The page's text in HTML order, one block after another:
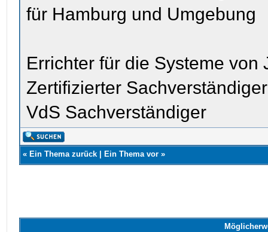
für Hamburg und Umgebung
Errichter für die Systeme von
Zertifizierter
VdS Sachverständiger
« Ein Thema zurück Ein Thema vor »